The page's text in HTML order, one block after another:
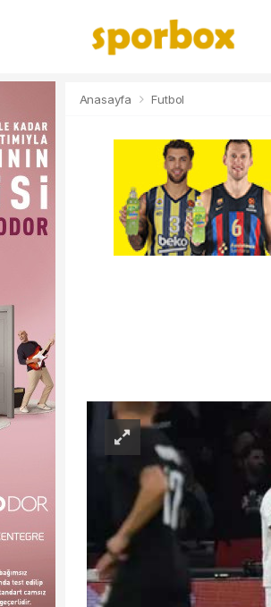
Anasayfa Futbol